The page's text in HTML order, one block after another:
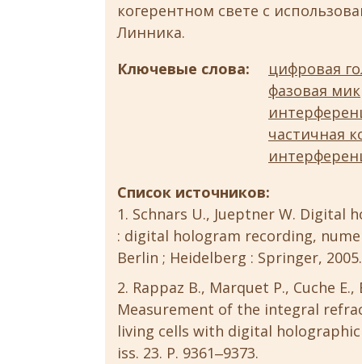
когерентном свете с
Линника.
Ключевые слова:
цифровая
фазовая
частичная
Список источников:
Schnars U., Jueptner W.
: digital hologram recording,
Berlin ; Heidelberg : Springer,
Rappaz B., Marquet P., Cuche
Measurement of the integral
living cells with digital holographic
iss. 23. P. 9361‒9373.